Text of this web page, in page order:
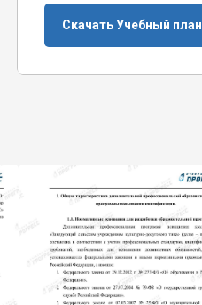
Скачать Учебный план